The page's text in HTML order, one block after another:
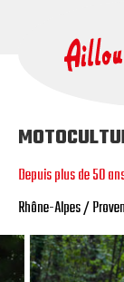
Depuis plus de 50
Rhône-Alpes /